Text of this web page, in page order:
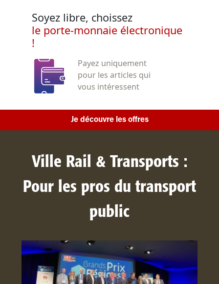
Soyez libre, choissez
le porte-monnaie électronique
!
Payez uniquement
pour les articles qui
vous intéressent
Je découvre les offres
Ville Rail & Transports :
Pour les pros du transport
public